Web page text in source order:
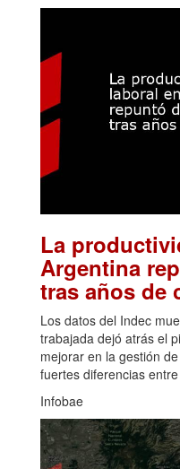
La
Argentina
tras años de
Los datos del Indec
trabajada dejó atrás el
mejorar en la gestión
fuertes diferencias
Infobae